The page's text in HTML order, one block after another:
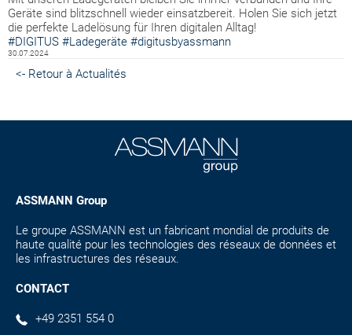
Geräte sind blitzschnell wieder einsatzbereit. Holen Sie sich jetzt
die perfekte Ladelösung für Ihren digitalen Alltag!
#DIGITUS #Ladegeräte #digitusbyassmann
30.07.2024
<- Retour à Actualités
ASSMANN Group
Le groupe ASSMANN est un fabricant mondial de produits de
haute qualité pour les technologies des réseaux de données et
les infrastructures des réseaux.
CONTACT
+49 2351 554 0